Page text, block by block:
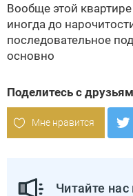
Вообще этой
иногда до
последовательное
основно
Поделитесь с
Мне нравится
Читайте